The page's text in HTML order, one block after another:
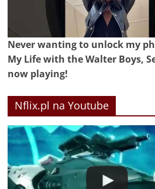
Never wanting to unlock my
My Life with the Walter Boys,
now playing!
Nflix.pl na Youtube